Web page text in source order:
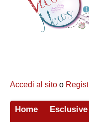
Accedi al sito o
Home Esclusive